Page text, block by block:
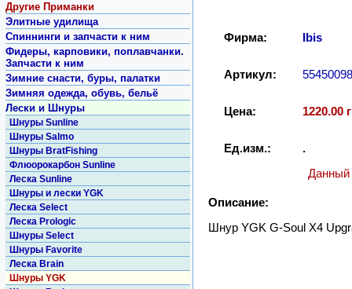
Фирма: Ibis
Артикул: 55450098
Цена: 1220.00
Ед.изм.:
.
Данный
Описание:
Шнур YGK G-Soul X4
Другие Приманки
Элитные удилища
Спиннинги и запчасти к ним
Фидеры, карповики, поплавчанки.
Запчасти к ним
Зимние снасти, буры, палатки
Зимняя одежда, обувь, бельё
Лески и Шнуры
Шнуры Sunline
Шнуры Salmo
Шнуры BratFishing
Флюорокарбон Sunline
Леска Sunline
Шнуры и лески YGK
Леска Select
Леска Prologic
Шнуры Select
Шнуры Favorite
Леска Brain
Шнуры YGK